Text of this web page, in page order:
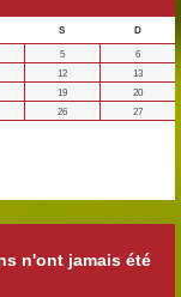
S
D
5
6
12
13
19
20
26
27
n'ont jamais été